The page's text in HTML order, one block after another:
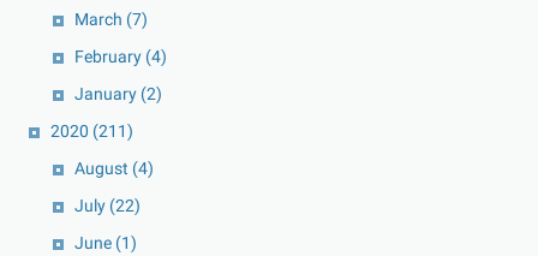
March (7)
February (4)
January (2)
2020 (211)
August (4)
July (22)
June (1)